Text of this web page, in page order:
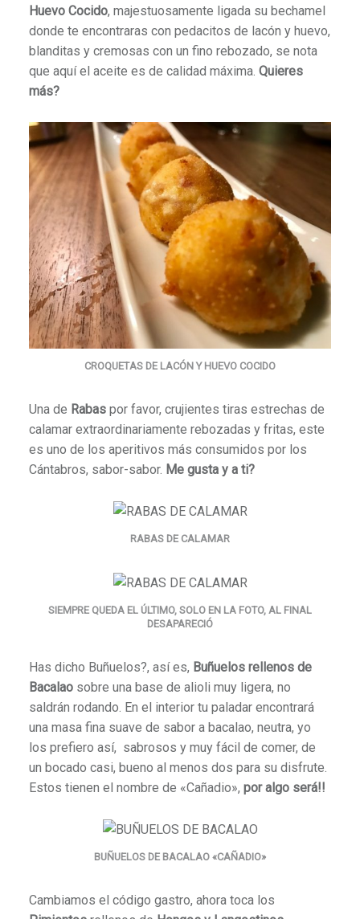
Huevo Cocido, majestuosamente ligada su bechamel
donde te encontraras con pedacitos de lacón y huevo,
blanditas y cremosas con un fino rebozado, se nota
que aquí el aceite es de calidad máxima. Quieres
más?
CROQUETAS DE LACÓN Y HUEVO COCIDO
Una de Rabaspor favor, crujientes tiras estrechas de
calamar extraordinariamente rebozadas y fritas, este
es uno de los aperitivos más consumidos por los
Cántabros, sabor-sabor. Me gusta y a ti?
RABAS DE CALAMAR
SIEMPRE QUEDA EL ÚLTIMO, SOLO EN LA FOTO, AL FINAL
DESAPARECIÓ
Has dicho Buñuelos?, así es, Buñuelos rellenos de
Bacalaosobre una base de alioli muy ligera, no
saldrán rodando. En el interior tu paladar encontrará
una masa fina suave de sabor a bacalao, neutra, yo
los prefiero así, sabrosos y muy fácil de comer, de
un bocado casi, bueno al menos dos para su disfrute.
Estos tienen el nombre de «Cañadio», por algo será!!
BUÑUELOS DE BACALAO «CAÑADIO»
Cambiamos el código gastro, ahora toca los